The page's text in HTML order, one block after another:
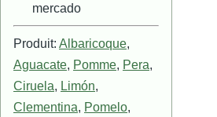
mercado
Produit: Albaricoque,
Aguacate, Pomme, Pera,
Ciruela, Limón,
Clementina, Pomelo,